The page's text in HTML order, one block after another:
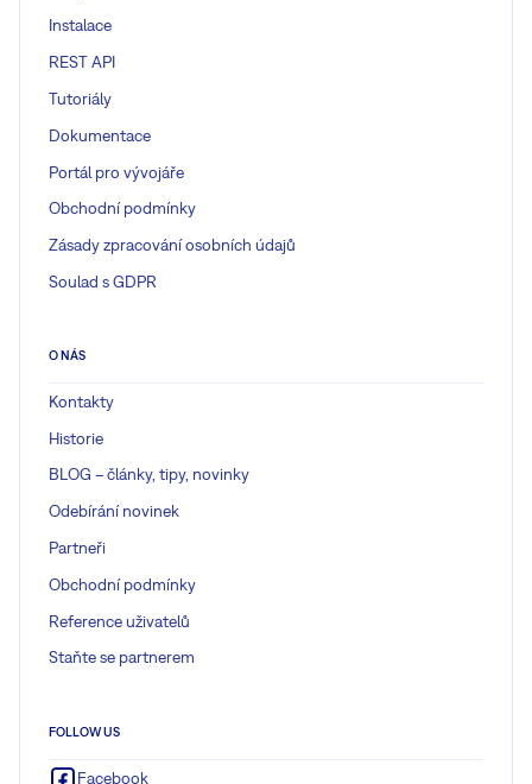
Instalace
REST API
Tutoriály
Dokumentace
Portál pro vývojáře
Obchodní podmínky
Zásady zpracování osobních údajů
Soulad s GDPR
O NÁS
Kontakty
Historie
BLOG – články, tipy, novinky
Odebírání novinek
Partneři
Obchodní podmínky
Reference uživatelů
Staňte se partnerem
FOLLOW US
Facebook